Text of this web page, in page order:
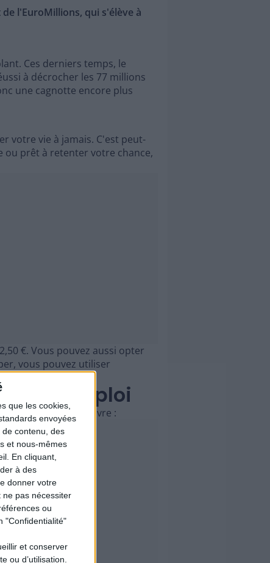
que les cookies,
envoyées
contenu, des
et nous-mêmes
En cliquant,
à des
donner votre
ne pas nécessiter
ou
"Confidentialité"
et conserver
ou d’utilisation.
l'EuroMillions, qui s'élève à
Ces derniers temps, le
à décrocher les 77 millions
une cagnotte encore plus
votre vie à jamais. C'est peut-
ou prêt à retenter votre chance,
€. Vous pouvez aussi opter
vous pouvez utiliser
d'emploi
les étapes à suivre :